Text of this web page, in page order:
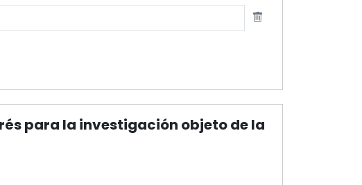
para la investigación objeto de la